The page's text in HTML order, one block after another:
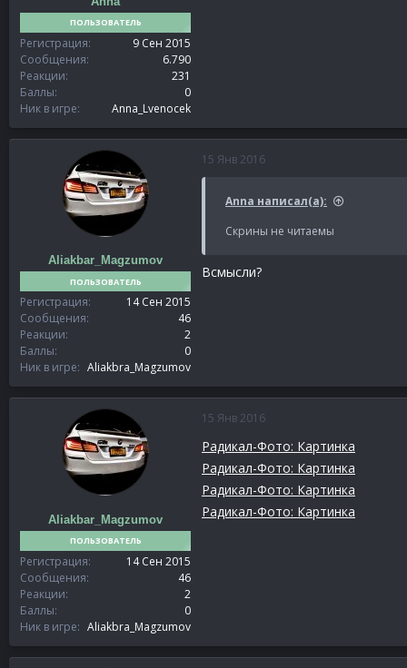
ПОЛЬЗОВАТЕЛЬ
Регистрация
9 Сен 2015
Сообщения
6.790
Реакции
231
Баллы
0
Ник в игре
Anna_Lvenocek
Aliakbar_Magzumov
ПОЛЬЗОВАТЕЛЬ
Регистрация
14 Сен 2015
Сообщения
46
Реакции
2
Баллы
0
Ник в игре
Aliakbra_Magzumov
15 Янв 2016
Anna написал(а):
Скрины не читаемы
Всмысли?
Aliakbar_Magzumov
ПОЛЬЗОВАТЕЛЬ
Регистрация
14 Сен 2015
Сообщения
46
Реакции
2
Баллы
0
Ник в игре
Aliakbra_Magzumov
15 Янв 2016
Радикал-Фото: Картинка
Радикал-Фото: Картинка
Радикал-Фото: Картинка
Радикал-Фото: Картинка